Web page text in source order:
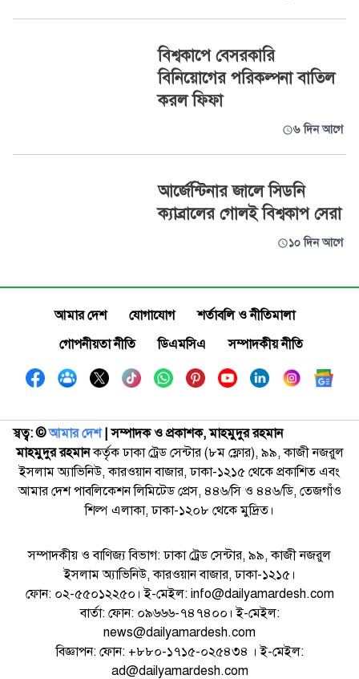
বিশ্বকাপে বেসরকারি
বিনিয়োগের পরিকল্পনা বাতিল
করল ফিফা
৬ দিন আগে
আর্জেন্টিনার জালে সিডনি
ক্যাব্রালের গোলই বিশ্বকাপ সেরা
১০ দিন আগে
আমার দেশ যোগাযোগ
শর্তাবলি ও নীতিমালা
গোপনীয়তা নীতি
ডিএমসিএ সম্পাদকীয় নীতি
স্বত্ব: ©️আমার দেশ| সম্পাদক ও প্রকাশক, মাহমুদুর রহমান
মাহমুদুর রহমানকর্তৃক ঢাকা ট্রেড সেন্টার (৮ম ফ্লোর), ৯৯, কাজী নজরুল
ইসলাম অ্যাভিনিউ, কারওয়ান বাজার, ঢাকা-১২১৫ থেকে প্রকাশিত এবং
আমার দেশ পাবলিকেশন লিমিটেড প্রেস, ৪৪৬/সি ও ৪৪৬/ডি, তেজগাঁও
শিল্প এলাকা, ঢাকা-১২০৮ থেকে মুদ্রিত।
সম্পাদকীয় ও বাণিজ্য বিভাগ: ঢাকা ট্রেড সেন্টার, ৯৯, কাজী নজরুল
ইসলাম অ্যাভিনিউ, কারওয়ান বাজার, ঢাকা-১২১৫।
ফোন: ০২-৫৫০১২২৫০। ই-মেইল: info@dailyamardesh.com
বার্তা: ফোন: ০৯৬৬৬-৭৪৭৪০০। ই-মেইল:
news@dailyamardesh.com
বিজ্ঞাপন: ফোন: +৮৮০-১৭১৫-০২৫৪৩৪ । ই-মেইল:
ad@dailyamardesh.com